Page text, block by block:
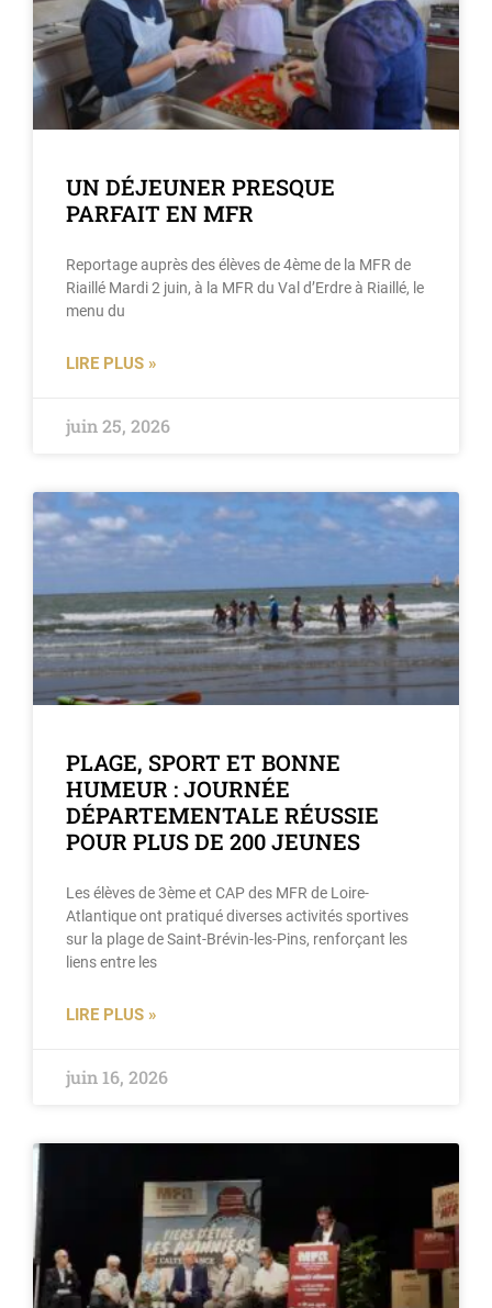
UN DÉJEUNER PRESQUE
PARFAIT EN MFR
Reportage auprès des élèves de 4ème de la MFR de
Riaillé Mardi 2 juin, à la MFR du Val d’Erdre à Riaillé, le
menu du
LIRE PLUS »
juin 25, 2026
PLAGE, SPORT ET BONNE
HUMEUR : JOURNÉE
DÉPARTEMENTALE RÉUSSIE
POUR PLUS DE 200 JEUNES
Les élèves de 3ème et CAP des MFR de Loire-
Atlantique ont pratiqué diverses activités sportives
sur la plage de Saint-Brévin-les-Pins, renforçant les
liens entre les
LIRE PLUS »
juin 16, 2026